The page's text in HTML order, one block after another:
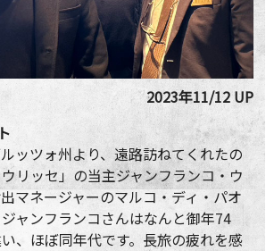
2023年11/12 UP
ッツォ州より、遠路訪ねてくれたの
リッセ」の当主ジャンフランコ・ウ
マネージャーのマルコ・ディ・パオ
ャンフランコさんはなんと御年74
、ほぼ同年代です。長旅の疲れを感